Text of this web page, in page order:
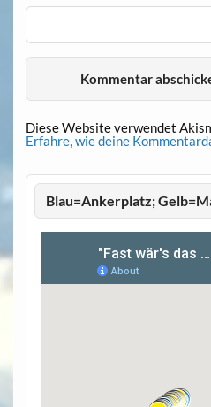
Diese Website verwendet
Erfahre, wie deine
Blau=Ankerplatz;